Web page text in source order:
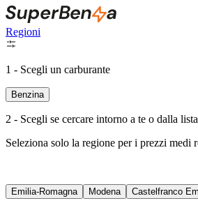
Regioni
1 - Scegli un carburante
Benzina
2 - Scegli se cercare intorno a te o dalla lista
Seleziona solo la regione per i prezzi
Emilia-Romagna Modena Castelfranco